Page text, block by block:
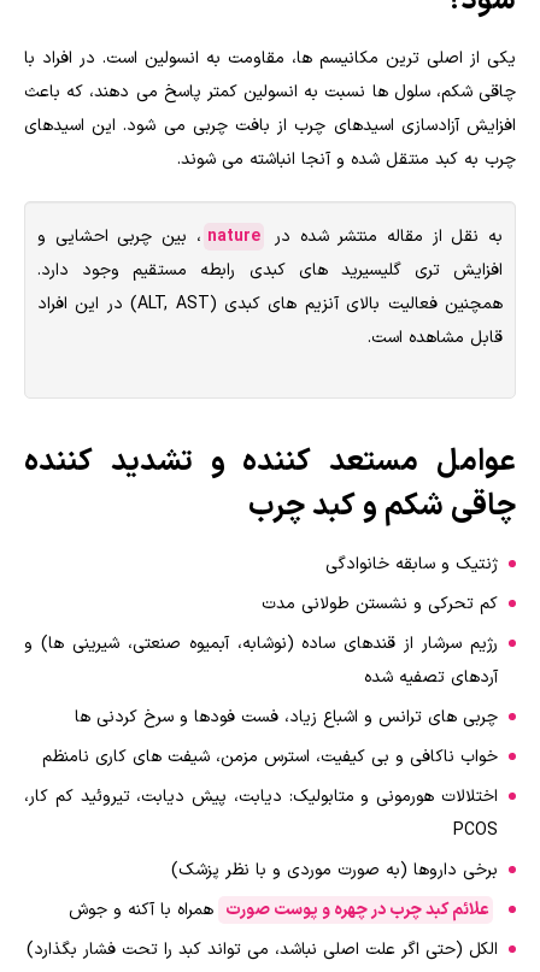
یکی از اصلی ترین مکانیسم ها، مقاومت به انسولین است. در افراد با
چاقی شکم، سلول ها نسبت به انسولین کمتر پاسخ می دهند، که باعث
افزایش آزادسازی اسیدهای چرب از بافت چربی می شود. این اسیدهای
چرب به کبد منتقل شده و آنجا انباشته می شوند.
به نقل از مقاله منتشر شده در nature ، بین چربی احشایی و
افزایش تری گلیسیرید های کبدی رابطه مستقیم وجود دارد.
همچنین فعالیت بالای آنزیم های کبدی (ALT, AST) در این افراد
قابل مشاهده است.
عوامل مستعد کننده و تشدید کننده
چاقی شکم و کبد چرب
ژنتیک و سابقه خانوادگی
کم تحرکی و نشستن طولانی مدت
رژیم سرشار از قندهای ساده (نوشابه، آبمیوه صنعتی، شیرینی ها) و
آردهای تصفیه شده
چربی های ترانس و اشباع زیاد، فست فودها و سرخ کردنی ها
خواب ناکافی و بی کیفیت، استرس مزمن، شیفت های کاری نامنظم
اختلالات هورمونی و متابولیک: دیابت، پیش دیابت، تیروئید کم کار،
PCOS
برخی داروها (به صورت موردی و با نظر پزشک)
علائم کبد چرب در چهره و پوست صورت همراه با آکنه و جوش
الکل (حتی اگر علت اصلی نباشد، می تواند کبد را تحت فشار بگذارد)